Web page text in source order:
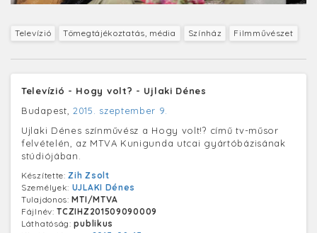
Televízió Tömegtájékoztatás, média Színház Filmművészet
Televízió - Hogy volt? - Ujlaki Dénes
Budapest, 2015. szeptember 9.
Ujlaki Dénes színművész a Hogy volt!? című tv-műsor
felvételén, az MTVA Kunigunda utcai gyártóbázisának
stúdiójában.
Készítette:Zih Zsolt
Személyek: UJLAKI Dénes
Tulajdonos:MTI/MTVA
Fájlnév:TCZIHZ201509090009
Láthatóság:publikus